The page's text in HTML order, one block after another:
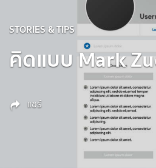
STORIES & TIPS
คิดแบบ Mark
แชร์